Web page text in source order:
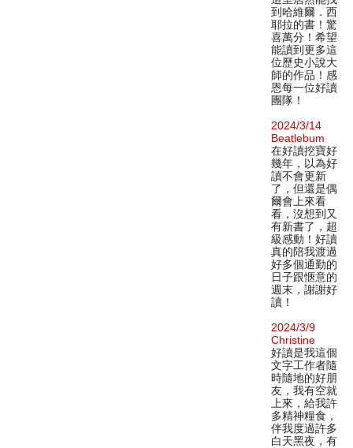
到哈維爾．西
耶拉的書！驚
喜萬分！希望
能讀到更多這
位歷史小說大
師的作品！感
恩每一位好讀
團隊！
2024/3/14
Beatlebum
在好讀挖寶好
幾年，以為好
讀不會更新
了，但還是偶
爾會上來看
看，沒想到又
有新書了，超
級感動！好讀
真的陪我渡過
好多個通勤的
日子跟愜意的
週末，謝謝好
讀！
2024/3/9
Christine
好讀是我這個
文字工作者隨
時隨地的好朋
友，我有空就
上來，給我許
多精神糧食，
伴我度過許多
白天黑夜，有